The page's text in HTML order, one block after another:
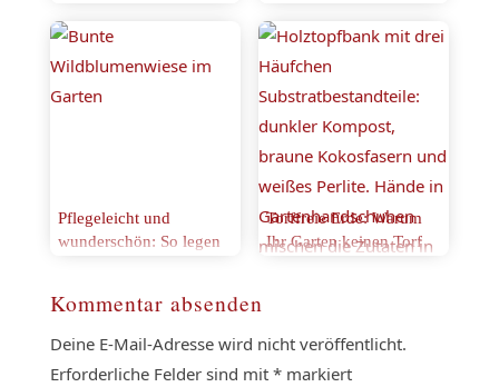
Pflegeleicht und
wunderschön: So legen
Torffreie Erde: Warum
Ihr Garten keinen Torf
Kommentar absenden
Deine E-Mail-Adresse wird nicht veröffentlicht.
Erforderliche Felder sind mit *markiert